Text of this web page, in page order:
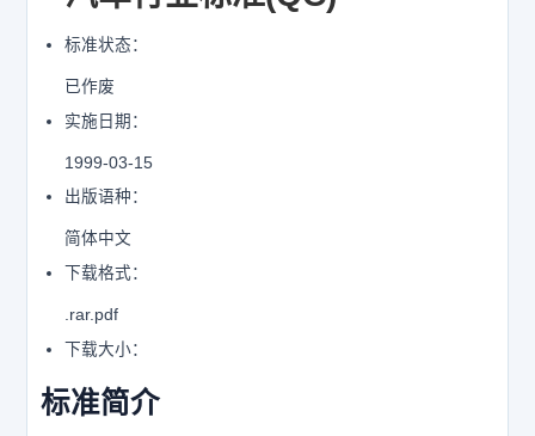
标准状态：
已作废
实施日期：
1999-03-15
出版语种：
简体中文
下载格式：
.rar.pdf
下载大小：
标准简介